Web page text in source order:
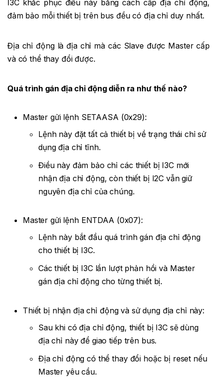
I3C khắc phục điều này bằng cách cấp địa chỉ động,
đảm bảo mỗi thiết bị trên bus đều có địa chỉ duy nhất.
Địa chỉ động là địa chỉ mà các Slave được Master cấp
và có thể thay đổi được.
Quá trình gán địa chỉ động diễn ra như thế nào?
Master gửi lệnh SETAASA (0x29):
Lệnh này đặt tất cả thiết bị về trạng thái chỉ sử
dụng địa chỉ tĩnh.
Điều này đảm bảo chỉ các thiết bị I3C mới
nhận địa chỉ động, còn thiết bị I2C vẫn giữ
nguyên địa chỉ của chúng.
Master gửi lệnh ENTDAA (0x07):
Lệnh này bắt đầu quá trình gán địa chỉ động
cho thiết bị I3C.
Các thiết bị I3C lần lượt phản hồi và Master
gán địa chỉ động cho từng thiết bị.
Thiết bị nhận địa chỉ động và sử dụng địa chỉ này:
Sau khi có địa chỉ động, thiết bị I3C sẽ dùng
địa chỉ này để giao tiếp trên bus.
Địa chỉ động có thể thay đổi hoặc bị reset nếu
Master yêu cầu.